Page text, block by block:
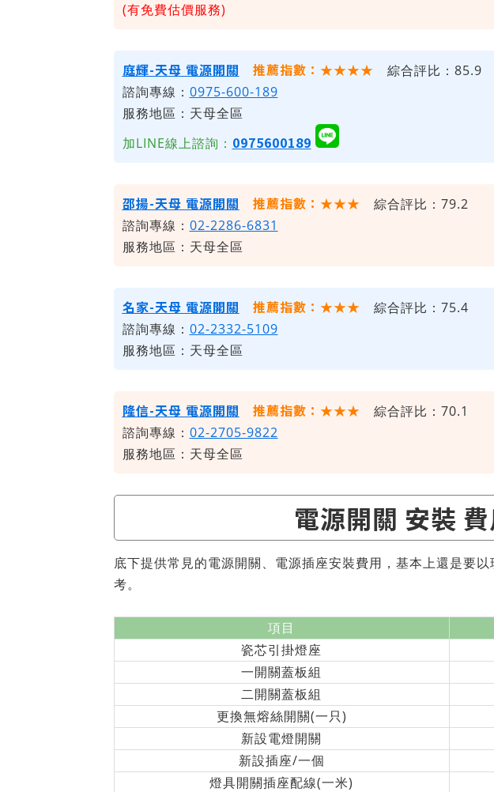
(有免費估價服務)
庭輝-天母 電源開關 推薦指數：★★★★ 綜合評比：85.9
諮詢專線： 0975-600-189
服務地區：天母全區
加LINE線上諮詢： 0975600189
邵揚-天母 電源開關 推薦指數：★★★ 綜合評比：79.2
諮詢專線： 02-2286-6831
服務地區：天母全區
名家-天母 電源開關 推薦指數：★★★ 綜合評比：75.4
諮詢專線： 02-2332-5109
服務地區：天母全區
隆信-天母 電源開關 推薦指數：★★★ 綜合評比：70.1
諮詢專線： 02-2705-9822
服務地區：天母全區
電源開關 安裝 費
底下提供常見的電源開關、電源插座安裝費用，基本上還是要
考。
項目
瓷芯引掛燈座
一開關蓋板組
二開關蓋板組
更換無熔絲開關(一只)
新設電燈開關
新設插座/一個
燈具開關插座配線(一米)